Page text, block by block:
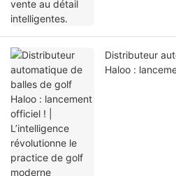
Distributeur
Haloo :